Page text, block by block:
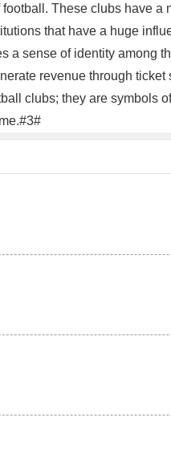
These clubs have
that have a huge
a sense of identity among
revenue through
clubs; they are symbols